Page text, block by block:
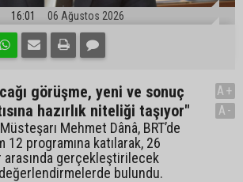
16:01 06 Ağustos 2026
görüşme, yeni ve sonuç
hazırlık niteliği taşıyor"
Mehmet Dânâ, BRT’de
12 programına katılarak, 26
gerçekleştirilecek
bulundu.
A+
A-